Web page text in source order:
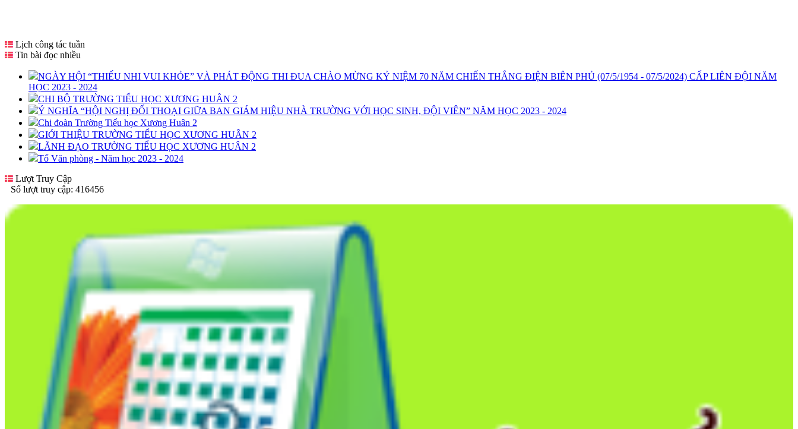
Lịch công tác tuần
Tin bài đọc nhiều
NGÀY HỘI “THIẾU NHI VUI KHỎE” VÀ PHÁT ĐỘNG THI ĐUA CHÀO MỪNG KỶ NIỆM 70 NĂM CHIẾN THẮNG ĐIỆN BIÊN PHỦ (07/5/1954 - 07/5/2024) CẤP LIÊN ĐỘI NĂM
HỌC 2023 - 2024
CHI BỘ TRƯỜNG TIỂU HỌC XƯƠNG HUÂN 2
Ý NGHĨA “HỘI NGHỊ ĐỐI THOẠI GIỮA BAN GIÁM HIỆU NHÀ TRƯỜNG VỚI HỌC SINH, ĐỘI VIÊN” NĂM HỌC 2023 - 2024
Chi đoàn Trường Tiểu học Xương Huân 2
GIỚI THIỆU TRƯỜNG TIỂU HỌC XƯƠNG HUÂN 2
LÃNH ĐẠO TRƯỜNG TIỂU HỌC XƯƠNG HUÂN 2
Tổ Văn phòng - Năm học 2023 - 2024
Lượt Truy Cập
Số lượt truy cập: 416456